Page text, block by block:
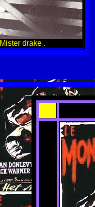
Mister drake .